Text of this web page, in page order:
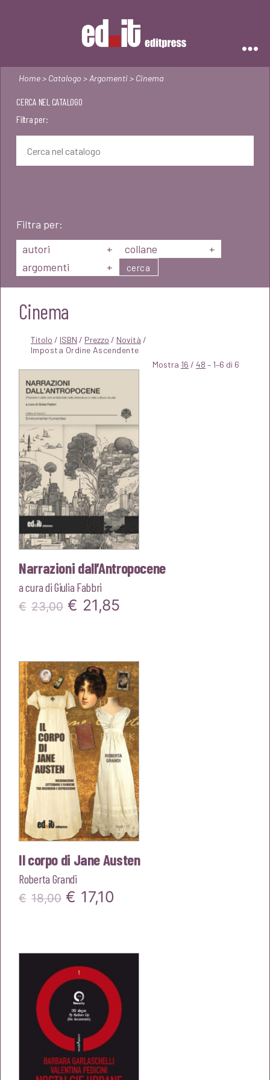
Home> Catalogo > Argomenti> Cinema
CERCA NEL CATALOGO
Filtra per:
Filtra per:
autori
+ collane
+
argomenti
+ cerca
Cinema
Titolo / ISBN / Prezzo / Novità /
Mostra 16 / 48 – 1–6 di 6
Narrazioni dall’Antropocene
a cura diGiulia Fabbri
€ 23,00 Il
era:
€23,00.
€ 21,85
è:
€21,85.
Il corpo di Jane Austen
Roberta Grandi
€ 18,00 Il
era:
€18,00.
€ 17,10
€17,10.